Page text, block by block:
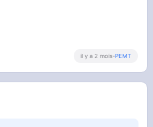
il y a 2 mois-PEMT